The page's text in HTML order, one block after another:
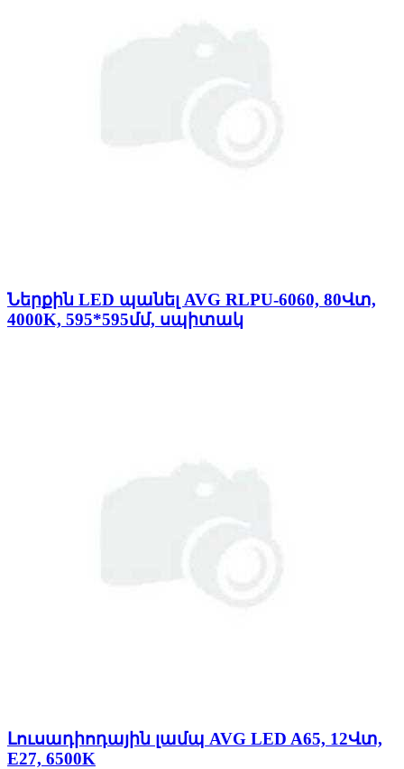
Ներքին LED պանել AVG RLPU-6060, 80Վտ,
4000K, 595*595մմ, սպիտակ
Լուսադիոդային լամպ AVG LED A65, 12Վտ,
E27, 6500K